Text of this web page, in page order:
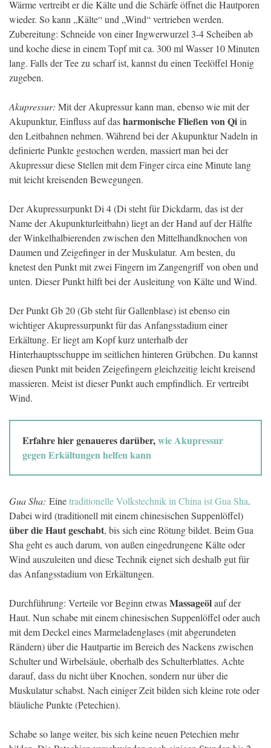
Wärme vertreibt er die Kälte und die Schärfe öffnet die Hautporen
wieder. So kann „Kälte“ und „Wind“ vertrieben werden.
Zubereitung: Schneide von einer Ingwerwurzel 3-4 Scheiben ab
und koche diese in einem Topf mit ca. 300 ml Wasser 10 Minuten
lang. Falls der Tee zu scharf ist, kannst du einen Teelöffel Honig
zugeben.
Akupressur: Mit der Akupressur kann man, ebenso wie mit der
Akupunktur, Einfluss auf dasharmonische Fließen von Qiin
den Leitbahnen nehmen. Während bei der Akupunktur Nadeln in
definierte Punkte gestochen werden, massiert man bei der
Akupressur diese Stellen mit dem Finger circa eine Minute lang
mit leicht kreisenden Bewegungen.
Der Akupressurpunkt Di 4 (Di steht für Dickdarm, das ist der
Name der Akupunkturleitbahn) liegt an der Hand auf der Hälfte
der Winkelhalbierenden zwischen den Mittelhandknochen von
Daumen und Zeigefinger in der Muskulatur. Am besten, du
knetest den Punkt mit zwei Fingern im Zangengriff von oben und
unten. Dieser Punkt hilft bei der Ausleitung von Kälte und Wind.
Der Punkt Gb 20 (Gb steht für Gallenblase) ist ebenso ein
wichtiger Akupressurpunkt für das Anfangsstadium einer
Erkältung. Er liegt am Kopf kurz unterhalb der
Hinterhauptsschuppe im seitlichen hinteren Grübchen. Du kannst
diesen Punkt mit beiden Zeigefingern gleichzeitig leicht kreisend
massieren. Meist ist dieser Punkt auch empfindlich. Er vertreibt
Wind.
Erfahre hier genaueres darüber,wie Akupressur
gegen Erkältungen helfen kann
Gua Sha: Einetraditionelle Volkstechnik in China ist Gua Sha.
Dabei wird (traditionell mit einem chinesischen Suppenlöffel)
über die Haut geschabt, bis sich eine Rötung bildet. Beim Gua
Sha geht es auch darum, von außen eingedrungene Kälte oder
Wind auszuleiten und diese Technik eignet sich deshalb gut für
das Anfangsstadium von Erkältungen.
Durchführung: Verteile vor Beginn etwasMassageölauf der
Haut. Nun schabe mit einem chinesischen Suppenlöffel oder auch
mit dem Deckel eines Marmeladenglases (mit abgerundeten
Rändern) über die Hautpartie im Bereich des Nackens zwischen
Schulter und Wirbelsäule, oberhalb des Schulterblattes. Achte
darauf, dass du nicht über Knochen, sondern nur über die
Muskulatur schabst. Nach einiger Zeit bilden sich kleine rote oder
bläuliche Punkte (Petechien).
Schabe so lange weiter, bis sich keine neuen Petechien mehr